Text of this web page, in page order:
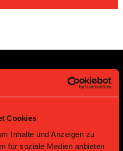
Cookies
Inhalte und Anzeigen zu
für soziale Medien anbieten
und Partner